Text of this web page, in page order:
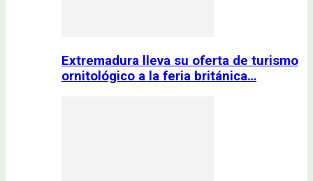
Extremadura lleva su oferta de turismo
ornitológico a la feria británica…